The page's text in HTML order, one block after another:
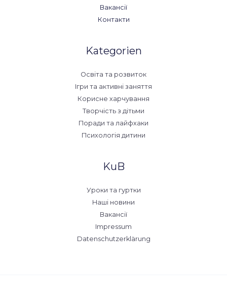
Вакансії
Контакти
Kategorien
Освіта та розвиток
Ігри та активні заняття
Корисне харчування
Творчість з дітьми
Поради та лайфхаки
Психологія дитини
KuB
Уроки та гуртки
Наші новини
Вакансії
Impressum
Datenschutzerklärung